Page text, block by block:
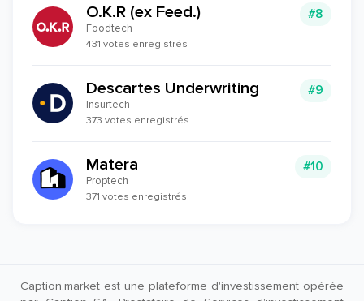
#8
O.K.R (ex Feed.)
Foodtech
431 votes enregistrés
#9
Descartes Underwriting
Insurtech
373 votes enregistrés
#10
Matera
Proptech
371 votes enregistrés
Caption.market est une plateforme d'investissement opérée